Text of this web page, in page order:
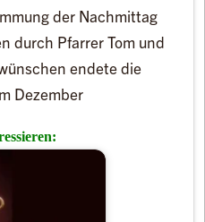
der Nachmittag
durch Pfarrer Tom und
endete die
Dezember